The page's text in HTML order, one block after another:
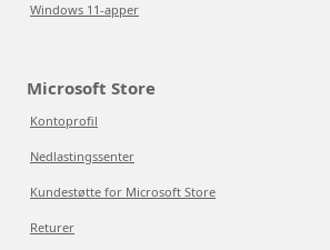
Windows 11-apper
Microsoft Store
Kontoprofil
Nedlastingssenter
Kundestøtte for Microsoft Store
Returer